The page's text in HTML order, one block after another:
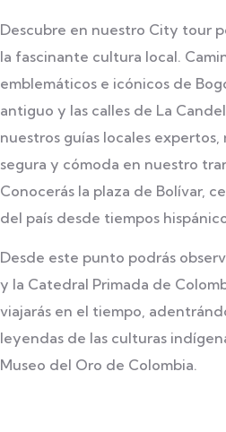
Descubre en nuestro City tour
la fascinante cultura local.
emblemáticos e icónicos de
antiguo y las calles de La
nuestros guías locales expertos,
segura y cómoda en nuestro
Conocerás la plaza de Bolívar,
del país desde tiempos
Desde este punto podrás
y la Catedral Primada de
viajarás en el tiempo,
leyendas de las culturas
Museo del Oro de Colombia.